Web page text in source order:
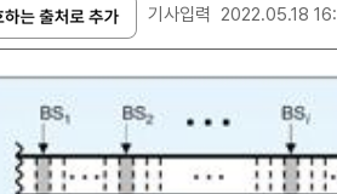
기사입력 2022.05.18